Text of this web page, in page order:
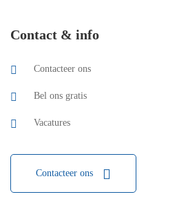
Contact & info
Contacteer ons
Bel ons gratis
Vacatures
Contacteer ons